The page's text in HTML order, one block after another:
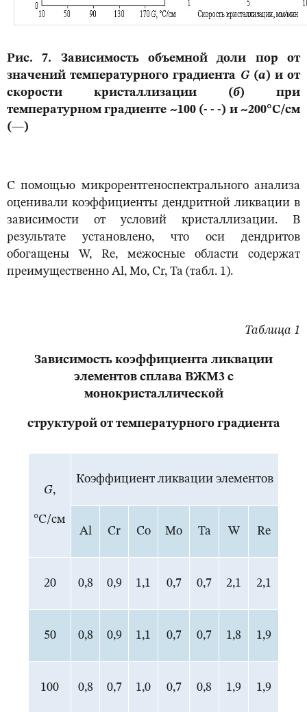
Рис. 7. Зависимость объемной доли пор от
значений температурного градиента G(а) и от
скорости кристаллизации (б) при
температурном градиенте ~100 (- - -) и ~200°С/см
(—)
С помощью микрорентгеноспектрального анализа
оценивали коэффициенты дендритной ликвации в
зависимости от условий кристаллизации. В
результате установлено, что оси дендритов
обогащены W, Re, межосные области содержат
преимущественно Al, Mo, Cr, Ta (табл. 1).
Таблица 1
Зависимость коэффициента ликвации
элементов сплава ВЖМ3 с
монокристаллической
структурой от температурного градиента
G,
°С/см
Коэффициент ликвации элементов
Al Cr Co Mo Ta W Re
20 0,8 0,9 1,1 0,7 0,7 2,1 2,1
50 0,8 0,9 1,1 0,7 0,7 1,8 1,9
100 0,8 0,7 1,0 0,7 0,8 1,9 1,9